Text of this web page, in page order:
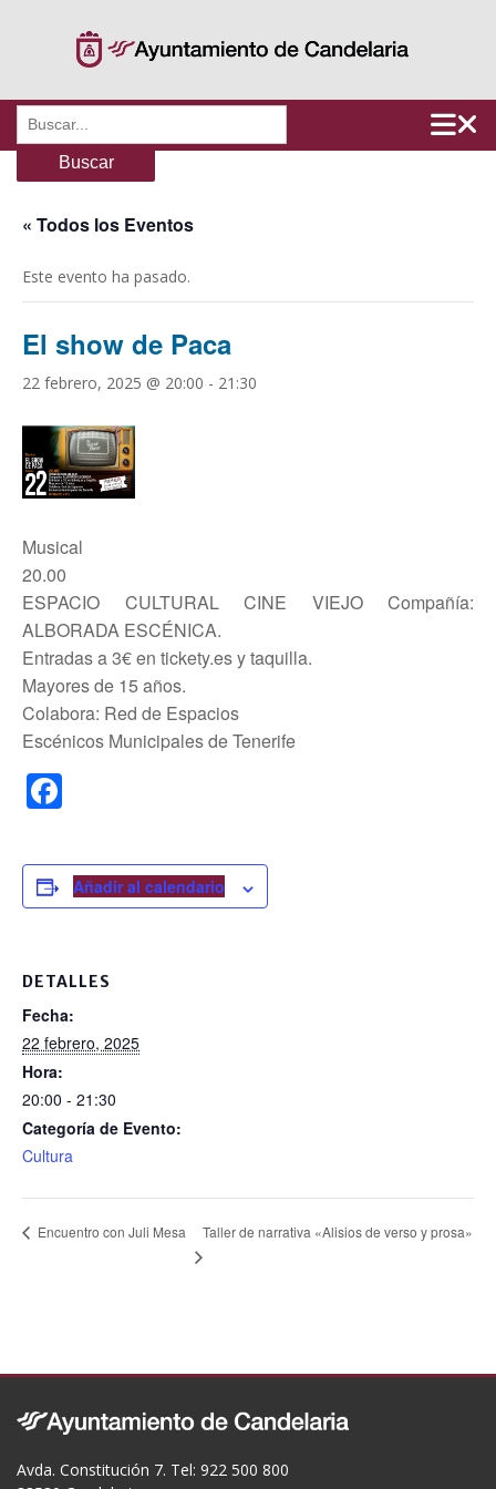
Buscar:
« Todos los Eventos
Este evento ha pasado.
El show de Paca
22 febrero, 2025 @ 20:00 - 21:30
Musical
20.00
ESPACIO CULTURAL CINE VIEJO Compañía:
ALBORADA ESCÉNICA.
Entradas a 3€ en tickety.es y taquilla.
Mayores de 15 años.
Colabora: Red de Espacios
Escénicos Municipales de Tenerife
c
e
o
o
k
Añadir al calendario
DETALLES
Fecha:
22 febrero, 2025
Hora:
20:00 - 21:30
Categoría de Evento:
Cultura
Encuentro con Juli Mesa Taller de narrativa «Alisios de verso y prosa»
Avda. Constitución 7. Tel: 922 500 800